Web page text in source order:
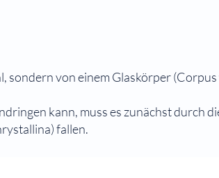
sondern von einem Glaskörper
kann, muss es zunächst durch
fallen.